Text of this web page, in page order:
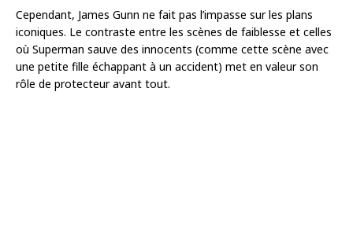
Cependant, James Gunn ne fait pas l’impasse sur les plans
iconiques. Le contraste entre les scènes de faiblesse et celles
où Superman sauve des innocents (comme cette scène avec
une petite fille échappant à un accident) met en valeur son
rôle de protecteur avant tout.